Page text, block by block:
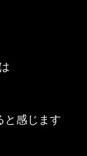
と感じます